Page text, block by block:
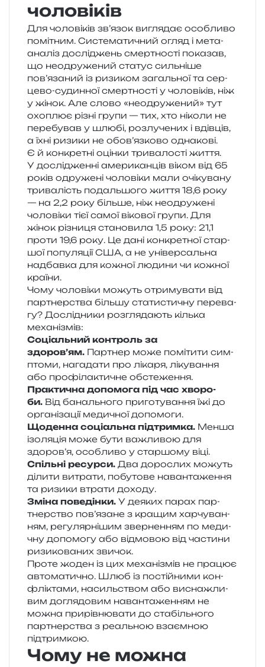
чоловіків
Для чоло­ві­ків зв’язок вигля­дає осо­бли­во
помі­тним. Систематичний огляд і мета­
ана­ліз дослі­джень смер­тно­сті пока­зав,
що нео­дру­же­ний ста­тус силь­ні­ше
пов’язаний із ризи­ком загаль­ної та сер­
це­во-судин­ної смер­тно­сті у чоло­ві­ків, ніж
у жінок. Але слово «нео­дру­же­ний» тут
охо­плює різні групи — тих, хто ніко­ли не
пере­бу­вав у шлюбі, роз­лу­че­них і вдів­ців,
а їхні ризи­ки не обов’язково однакові.
Є й кон­кре­тні оцін­ки три­ва­ло­сті життя.
У дослі­джен­ні аме­ри­кан­ців віком від 65
років одру­же­ні чоло­ві­ки мали очі­ку­ва­ну
три­ва­лість подаль­шо­го життя 18,6 року
— на 2,2 року біль­ше, ніж нео­дру­же­ні
чоло­ві­ки тієї самої віко­вої групи. Для
жінок різни­ця ста­но­ви­ла 1,5 року: 21,1
проти 19,6 року. Це дані кон­кре­тної стар­
шої попу­ля­ції США, а не уні­вер­саль­на
надбав­ка для кожної люди­ни чи кожної
країни.
Чому чоло­ві­ки можуть отри­му­ва­ти від
пар­тнер­ства біль­шу ста­ти­сти­чну пере­ва­
гу? Дослідники роз­гля­да­ють кіль­ка
механізмів:
Соціальний кон­троль за
здоров’ям. Партнер може помі­ти­ти сим­
пто­ми, нага­да­ти про ліка­ря, ліку­ва­н­ня
або про­фі­ла­кти­чне обстеження.
Практична допо­мо­га під час хво­ро­
би. Від баналь­но­го при­го­ту­ва­н­ня їжі до
орга­ні­за­ції меди­чної допомоги.
Щоденна соці­аль­на під­трим­ка. Менша
ізо­ля­ція може бути важли­вою для
здоров’я, осо­бли­во у стар­шо­му віці.
Спільні ресур­си. Два доро­слих можуть
діли­ти витра­ти, побу­то­ве наван­та­же­н­ня
та ризи­ки втра­ти доходу.
Зміна пове­дін­ки. У деяких парах пар­
тнер­ство пов’язане з кра­щим хар­чу­ва­н­
ням, регу­ляр­ні­шим звер­не­н­ням по меди­
чну допо­мо­гу або від­мо­вою від части­ни
ризи­ко­ва­них звичок.
Проте жоден із цих меха­ні­змів не пра­цює
авто­ма­ти­чно. Шлюб із постій­ни­ми кон­
флі­кта­ми, насиль­ством або висна­жли­
вим догля­до­вим наван­та­же­н­ням не
можна при­рів­ню­ва­ти до ста­біль­но­го
пар­тнер­ства з реаль­ною вза­єм­ною
підтримкою.
Чому не можна